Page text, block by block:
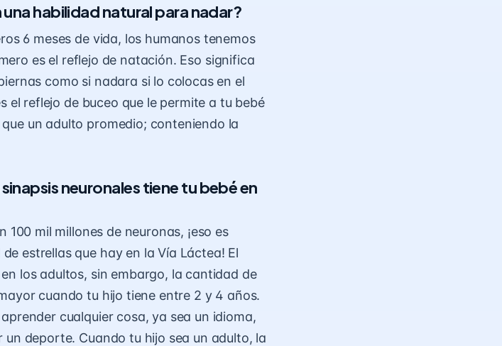
habilidad natural para nadar?
6 meses de vida, los humanos tenemos
es el reflejo de natación. Eso significa
como si nadara si lo colocas en el
el reflejo de buceo que le permite a tu bebé
un adulto promedio; conteniendo la
neuronales tiene tu bebé en
mil millones de neuronas, ¡eso es
estrellas que hay en la Vía Láctea! El
los adultos, sin embargo, la cantidad de
cuando tu hijo tiene entre 2 y 4 años.
cualquier cosa, ya sea un idioma,
deporte. Cuando tu hijo sea un adulto, la